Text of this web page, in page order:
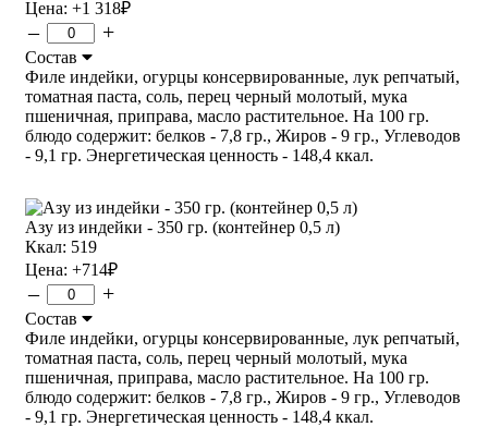
Цена: +1 318₽
– +
Состав
Филе индейки, огурцы консервированные, лук репчатый,
томатная паста, соль, перец черный молотый, мука
пшеничная, приправа, масло растительное. На 100 гр.
блюдо содержит: белков - 7,8 гр., Жиров - 9 гр., Углеводов
- 9,1 гр. Энергетическая ценность - 148,4 ккал.
Азу из индейки - 350 гр. (контейнер 0,5 л)
Ккал: 519
Цена: +714₽
– +
Состав
Филе индейки, огурцы консервированные, лук репчатый,
томатная паста, соль, перец черный молотый, мука
пшеничная, приправа, масло растительное. На 100 гр.
блюдо содержит: белков - 7,8 гр., Жиров - 9 гр., Углеводов
- 9,1 гр. Энергетическая ценность - 148,4 ккал.